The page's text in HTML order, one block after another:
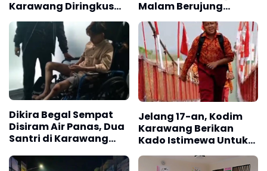
Karawang Diringkus
Polisi Akibat Edarkan
Ratusan Obat
Terlarang
Malam Berujung
Dijajap Balik Polisi,
Begini Kisahnya
Dikira Begal Sempat
Disiram Air Panas, Dua
Santri di Karawang
Oknum Linmas
Jelang 17-an, Kodim
Karawang Berikan
Kado Istimewa Untuk
Jatisari